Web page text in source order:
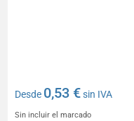
Desde 0,53 €sin IVA
Sin incluir el marcado